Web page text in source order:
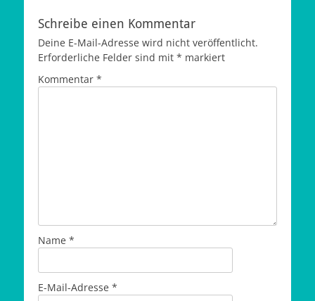
Schreibe einen Kommentar
Deine E-Mail-Adresse wird nicht veröffentlicht.
Erforderliche Felder sind mit * markiert
Kommentar *
Name *
E-Mail-Adresse *